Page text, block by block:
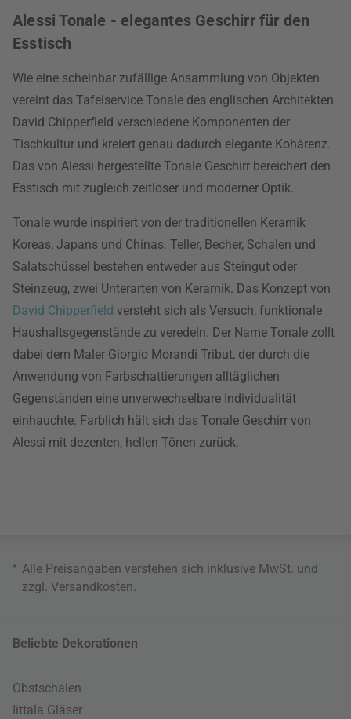
Alessi Tonale - elegantes Geschirr für den
Esstisch
Wie eine scheinbar zufällige Ansammlung von Objekten
vereint das Tafelservice Tonale des englischen Architekten
David Chipperfield verschiedene Komponenten der
Tischkultur und kreiert genau dadurch elegante Kohärenz.
Das von Alessi hergestellte Tonale Geschirr bereichert den
Esstisch mit zugleich zeitloser und moderner Optik.
Tonale wurde inspiriert von der traditionellen Keramik
Koreas, Japans und Chinas. Teller, Becher, Schalen und
Salatschüssel bestehen entweder aus Steingut oder
Steinzeug, zwei Unterarten von Keramik. Das Konzept von
David Chipperfield versteht sich als Versuch, funktionale
Haushaltsgegenstände zu veredeln. Der Name Tonale zollt
dabei dem Maler Giorgio Morandi Tribut, der durch die
Anwendung von Farbschattierungen alltäglichen
Gegenständen eine unverwechselbare Individualität
einhauchte. Farblich hält sich das Tonale Geschirr von
Alessi mit dezenten, hellen Tönen zurück.
* Alle Preisangaben verstehen sich inklusive MwSt. und
zzgl. Versandkosten.
Beliebte Dekorationen
Obstschalen
Iittala Gläser